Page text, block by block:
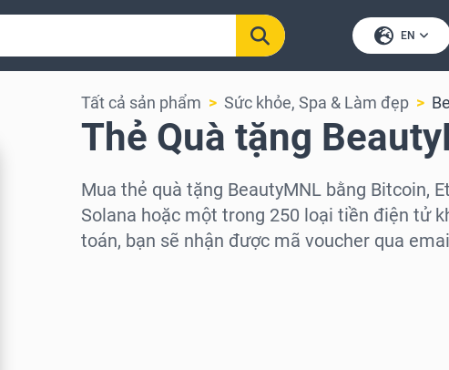
EN
Tất cả sản phẩm Sức khỏe, Spa & Làm đẹp
Thẻ Quà tặng
Mua thẻ quà tặng BeautyMNL bằng Bitcoin,
Solana hoặc một trong 250 loại tiền điện tử
toán, bạn sẽ nhận được mã voucher qua